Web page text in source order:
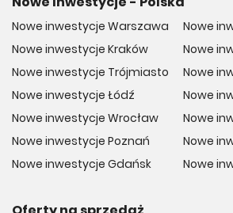
Nowe inwestycje Warszawa
Nowe inwestycje Kraków
Nowe inwestycje Trójmiasto
Nowe inwestycje Łódź
Nowe inwestycje Wrocław
Nowe inwestycje Poznań
Nowe inwestycje Gdańsk
Nowe
Nowe
Nowe
Nowe
Nowe
Nowe
Nowe